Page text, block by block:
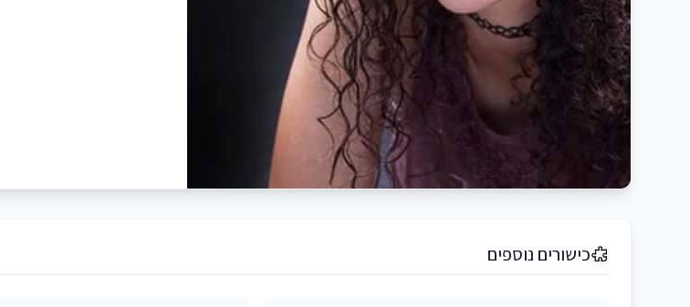
כישורים נוספים